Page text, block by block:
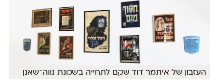
העזבון של איתמר דוד שקם לתחייה בשכונת נווה־שאנן